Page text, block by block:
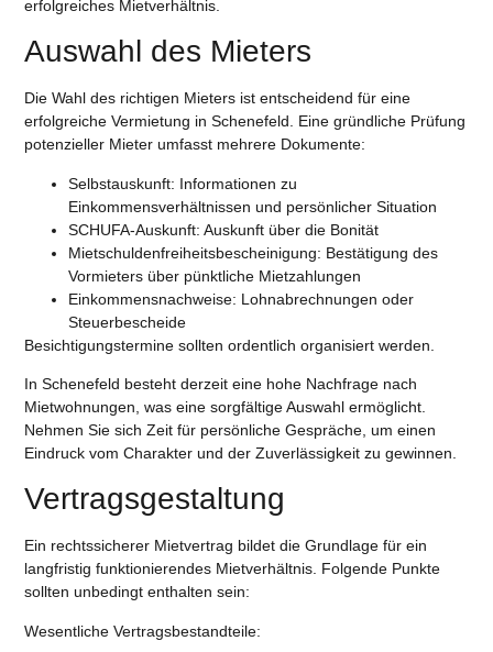
erfolgreiches Mietverhältnis.
Auswahl des Mieters
Die Wahl des richtigen Mieters ist entscheidend für eine
erfolgreiche Vermietung in Schenefeld. Eine gründliche Prüfung
potenzieller Mieter umfasst mehrere Dokumente:
Selbstauskunft: Informationen zu
Einkommensverhältnissen und persönlicher Situation
SCHUFA-Auskunft: Auskunft über die Bonität
Mietschuldenfreiheitsbescheinigung: Bestätigung des
Vormieters über pünktliche Mietzahlungen
Einkommensnachweise: Lohnabrechnungen oder
Steuerbescheide
Besichtigungstermine sollten ordentlich organisiert werden.
In Schenefeld besteht derzeit eine hohe Nachfrage nach
Mietwohnungen, was eine sorgfältige Auswahl ermöglicht.
Nehmen Sie sich Zeit für persönliche Gespräche, um einen
Eindruck vom Charakter und der Zuverlässigkeit zu gewinnen.
Vertragsgestaltung
Ein rechtssicherer Mietvertrag bildet die Grundlage für ein
langfristig funktionierendes Mietverhältnis. Folgende Punkte
sollten unbedingt enthalten sein:
Wesentliche Vertragsbestandteile: